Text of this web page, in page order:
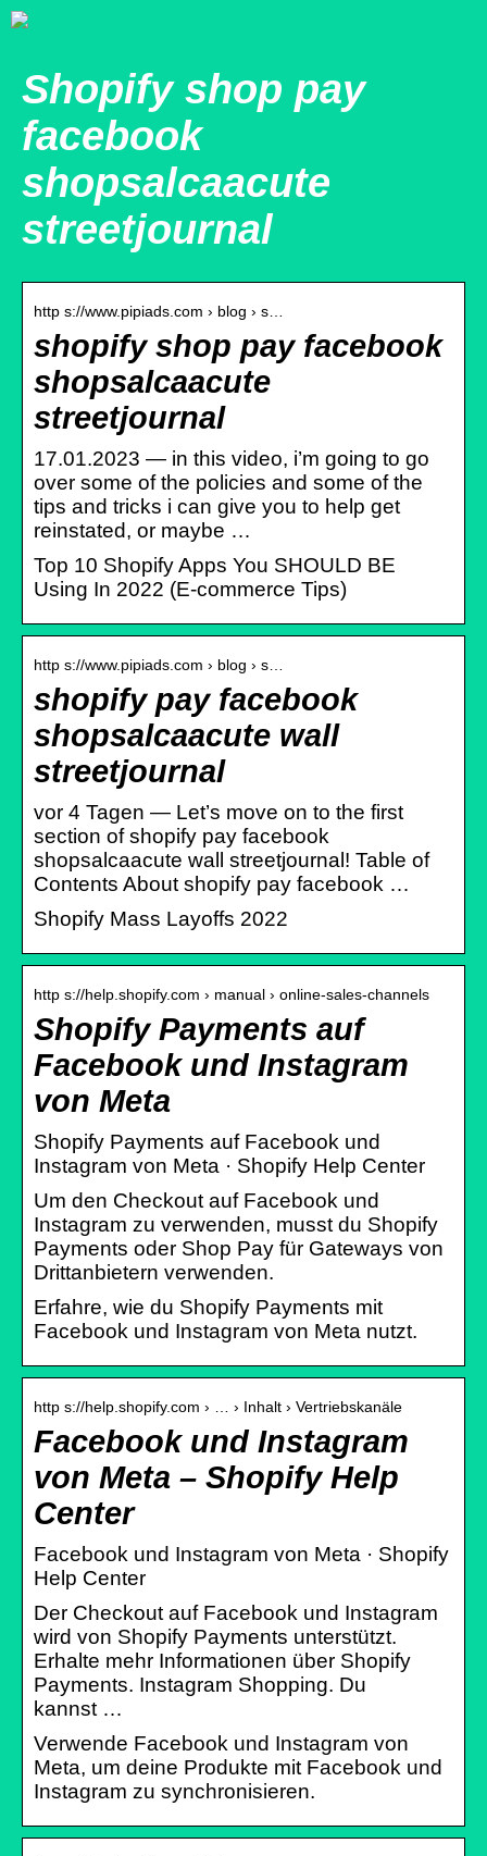
Shopify shop pay
facebook
shopsalcaacute
streetjournal
http s://www.pipiads.com › blog › s…
shopify shop pay facebook
shopsalcaacute
streetjournal
17.01.2023 — in this video, i’m going to go
over some of the policies and some of the
tips and tricks i can give you to help get
reinstated, or maybe …
Top 10 Shopify Apps You SHOULD BE
Using In 2022 (E-commerce Tips)
http s://www.pipiads.com › blog › s…
shopify pay facebook
shopsalcaacute wall
streetjournal
vor 4 Tagen — Let’s move on to the first
section of shopify pay facebook
shopsalcaacute wall streetjournal! Table of
Contents About shopify pay facebook …
Shopify Mass Layoffs 2022
http s://help.shopify.com › manual › online-sales-channels
Shopify Payments auf
Facebook und Instagram
von Meta
Shopify Payments auf Facebook und
Instagram von Meta · Shopify Help Center
Um den Checkout auf Facebook und
Instagram zu verwenden, musst du Shopify
Payments oder Shop Pay für Gateways von
Drittanbietern verwenden.
Erfahre, wie du Shopify Payments mit
Facebook und Instagram von Meta nutzt.
http s://help.shopify.com › … › Inhalt › Vertriebskanäle
Facebook und Instagram
von Meta – Shopify Help
Center
Facebook und Instagram von Meta · Shopify
Help Center
Der Checkout auf Facebook und Instagram
wird von Shopify Payments unterstützt.
Erhalte mehr Informationen über Shopify
Payments. Instagram Shopping. Du
kannst …
Verwende Facebook und Instagram von
Meta, um deine Produkte mit Facebook und
Instagram zu synchronisieren.